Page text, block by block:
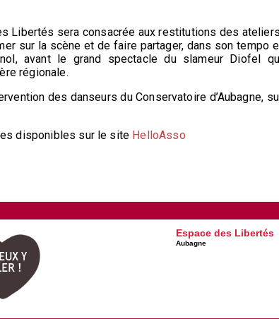
Libertés sera consacrée aux restitutions des
sur la scène et de faire partager, dans son tempo
avant le grand spectacle du slameur Diofel
régionale.
des danseurs du Conservatoire d’Aubagne,
disponibles sur le site HelloAsso
Y
!
Espace des Libertés
Aubagne